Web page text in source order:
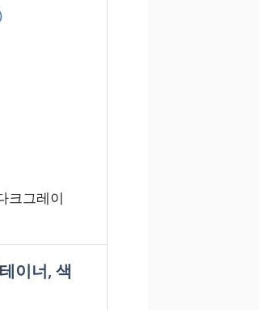
크그레이
이너, 색